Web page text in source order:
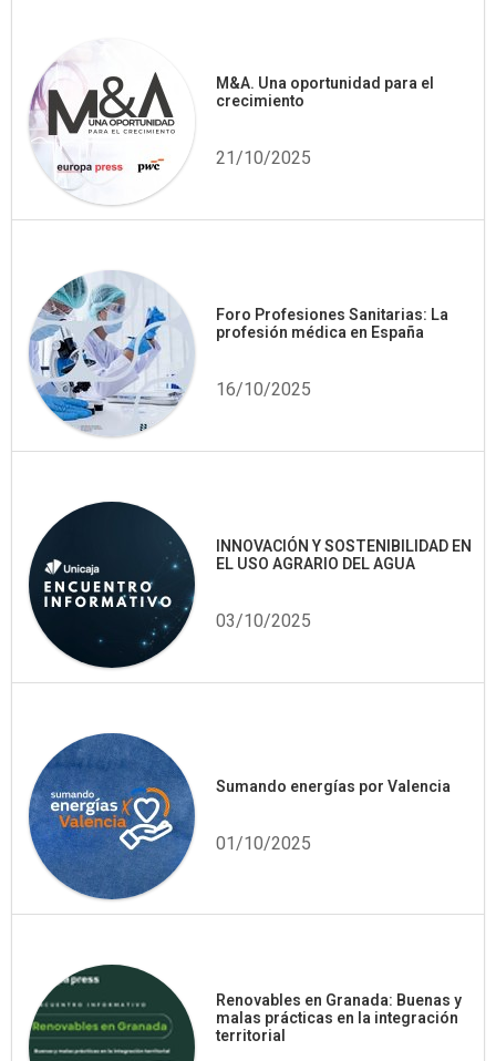
M&A. Una oportunidad para el
crecimiento
21/10/2025
Foro Profesiones Sanitarias: La
profesión médica en España
16/10/2025
INNOVACIÓN Y SOSTENIBILIDAD EN
EL USO AGRARIO DEL AGUA
03/10/2025
Sumando energías por Valencia
01/10/2025
Renovables en Granada: Buenas y
malas prácticas en la integración
territorial